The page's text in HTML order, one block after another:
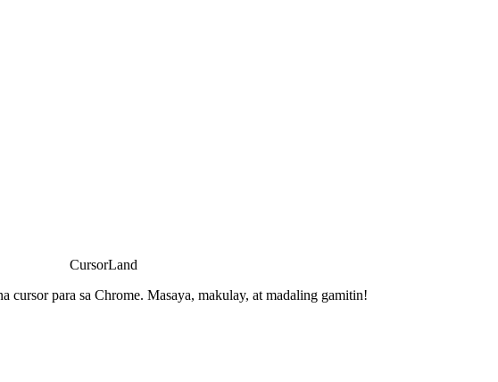
CursorLand
cursor para sa Chrome. Masaya, makulay, at madaling gamitin!